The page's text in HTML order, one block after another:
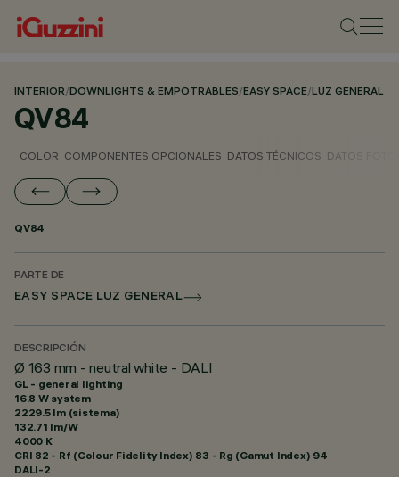
INTERIOR/DOWNLIGHTS & EMPOTRABLES/EASY SPACE/LUZ GENERAL
QV84
COLOR COMPONENTES OPCIONALES DATOS TÉCNICOS DATOS
QV84
PARTE DE
EASY SPACE LUZ GENERAL
DESCRIPCIÓN
Ø 163 mm - neutral white - DALI
GL - general lighting
16.8 W system
2229.5 lm (sistema)
132.71 lm/W
4000 K
CRI 82 - Rf (Colour Fidelity Index) 83 - Rg (Gamut Index) 94
DALI-2